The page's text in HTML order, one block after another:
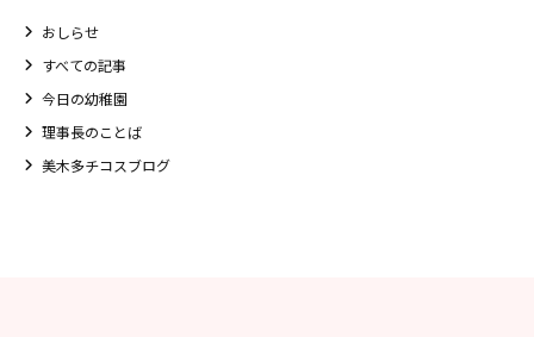
おしらせ
すべての記事
今日の幼稚園
理事長のことば
美木多チコスブログ